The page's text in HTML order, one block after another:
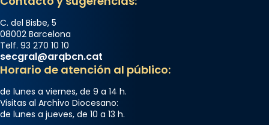
C. del Bisbe, 5
08002 Barcelona
Telf. 93 270 10 10
secgral@arqbcn.cat
Horario de atención al público:
de lunes a viernes, de 9 a 14 h.
Visitas al Archivo Diocesano:
de lunes a jueves, de 10 a 13 h.